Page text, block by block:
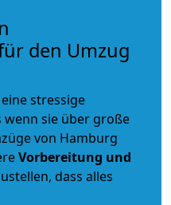
den Umzug
stressige
wenn sie über große
von Hamburg
Vorbereitung und
dass alles